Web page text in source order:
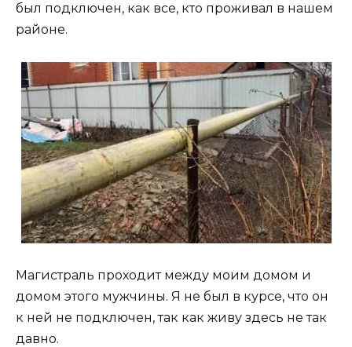
был подключен, как все, кто проживал в нашем
районе.
Магистраль проходит между моим домом и
домом этого мужчины. Я не был в курсе, что он
к ней не подключен, так как живу здесь не так
давно.